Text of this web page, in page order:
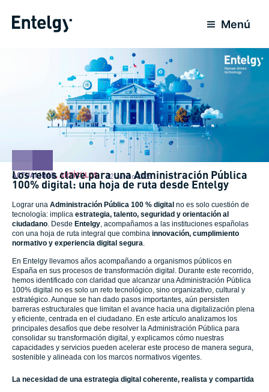
para
Menú
ACTUALIDAD, ARTÍCULOS 12 Junho 2025
Los retos clave para una Administración Pública
100% digital: una hoja de ruta desde Entelgy
Lograr una Administración Pública 100 % digital no es solo cuestión de
tecnología: implica estrategia, talento, seguridad y orientación al
ciudadano. Desde Entelgy, acompañamos a las instituciones españolas
con una hoja de ruta integral que combina innovación, cumplimiento
normativo y experiencia digital segura.
En Entelgy llevamos años acompañando a organismos públicos en
España en sus procesos de transformación digital. Durante este recorrido,
hemos identificado con claridad que alcanzar una Administración Pública
100% digital no es solo un reto tecnológico, sino organizativo, cultural y
estratégico. Aunque se han dado pasos importantes, aún persisten
barreras estructurales que limitan el avance hacia una digitalización plena
y eficiente, centrada en el ciudadano. En este artículo analizamos los
principales desafíos que debe resolver la Administración Pública para
consolidar su transformación digital, y explicamos cómo nuestras
capacidades y servicios pueden acelerar este proceso de manera segura,
sostenible y alineada con los marcos normativos vigentes.
La necesidad de una estrategia digital coherente, realista y compartida